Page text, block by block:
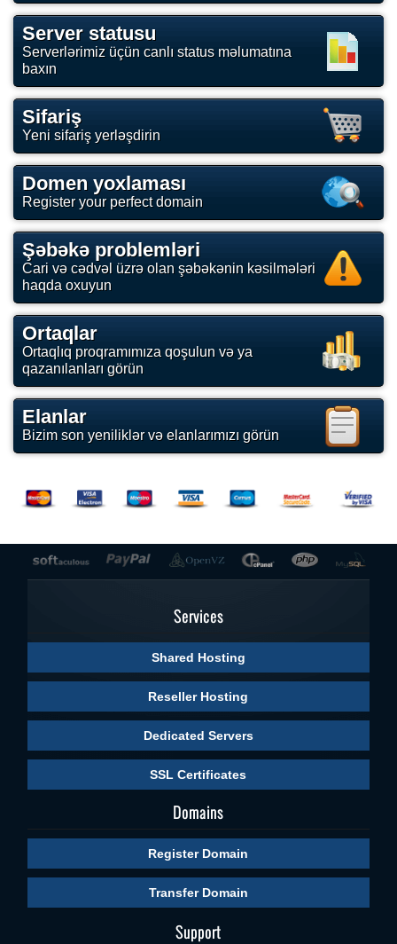
Server statusu
Serverlərimiz üçün canlı status məlumatına
baxın
Sifariş
Yeni sifariş yerləşdirin
Domen yoxlaması
Register your perfect domain
Şəbəkə problemləri
Cari və cədvəl üzrə olan şəbəkənin kəsilmələri
haqda oxuyun
Ortaqlar
Ortaqlıq proqramımıza qoşulun və ya
qazanılanları görün
Elanlar
Bizim son yeniliklər və elanlarımızı görün
Services
Shared Hosting
Reseller Hosting
Dedicated Servers
SSL Certificates
Domains
Register Domain
Transfer Domain
Support